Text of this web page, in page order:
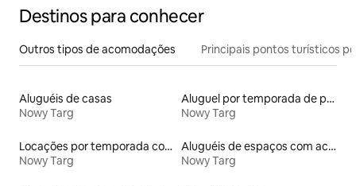
Destinos para conhecer
Outros tipos de acomodações Principais pontos turísticos
Aluguéis de casas
Nowy Targ
Aluguel por temporada de pensões coreanas
Nowy Targ
Locações por temporada com piscina
Nowy Targ
Aluguéis de espaços com acesso direto a pistas de esqui
Nowy Targ